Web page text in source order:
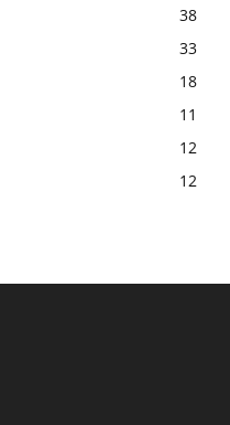
38
33
18
11
12
12